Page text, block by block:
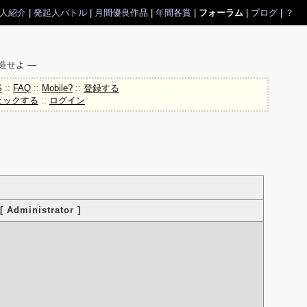
紹介| 発起人バトル| 月間優良作品 年間各賞| フォーラム| ブログ| ？
せよ ―
:: FAQ:: Mobile?:: 登録する
ックする :: ログイン
[ Administrator ]